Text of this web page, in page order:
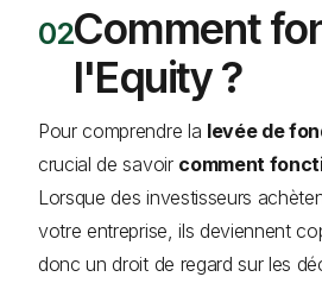
Comment
l'Equity ?
Pour comprendre la levée de
crucial de savoir comment
Lorsque des investisseurs
votre entreprise, ils deviennent
donc un droit de regard sur les